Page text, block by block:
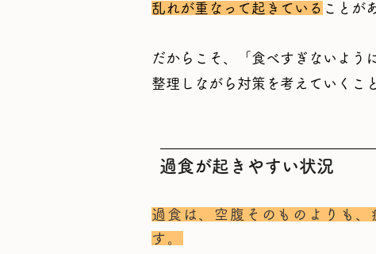
乱れが重なって起きている ことが
だからこそ、「食べすぎないよう
整理しながら対策を考えていくこ
過食が起きやすい状況
過食は、空腹そのものよりも
す。